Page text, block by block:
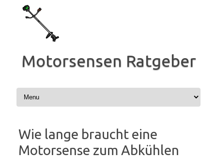
Inhalt
springen
Motorsensen Ratgeber
Wie lange braucht eine
Motorsense zum Abkühlen